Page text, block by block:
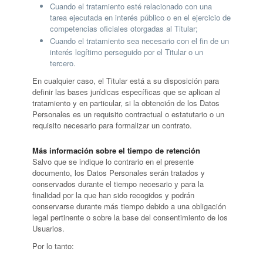
Cuando el tratamiento esté relacionado con una
tarea ejecutada en interés público o en el ejercicio de
competencias oficiales otorgadas al Titular;
Cuando el tratamiento sea necesario con el fin de un
interés legítimo perseguido por el Titular o un
tercero.
En cualquier caso, el Titular está a su disposición para
definir las bases jurídicas específicas que se aplican al
tratamiento y en particular, si la obtención de los Datos
Personales es un requisito contractual o estatutario o un
requisito necesario para formalizar un contrato.
Más información sobre el tiempo de retención
Salvo que se indique lo contrario en el presente
documento, los Datos Personales serán tratados y
conservados durante el tiempo necesario y para la
finalidad por la que han sido recogidos y podrán
conservarse durante más tiempo debido a una obligación
legal pertinente o sobre la base del consentimiento de los
Usuarios.
Por lo tanto: